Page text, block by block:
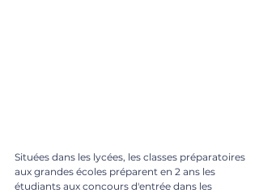
Situées dans les lycées, les classes préparatoires
aux grandes écoles préparent en 2 ans les
étudiants aux concours d'entrée dans les